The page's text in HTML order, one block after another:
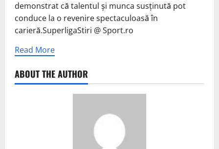
demonstrat că talentul și munca susținută pot
conduce la o revenire spectaculoasă în
carieră.SuperligaStiri @ Sport.ro
Read More
ABOUT THE AUTHOR